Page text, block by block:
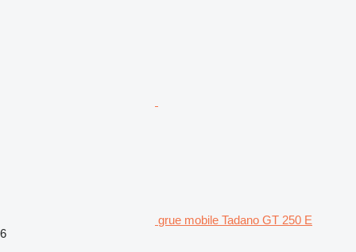
grue mobile Tadano GT 250 E
6